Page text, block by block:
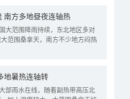
南方多地昼夜连轴热
大范围降雨持续，东北地区多对
范围桑拿天，南方不少地方闷热
地暑热连轴转
部雨水在线，随着副热带高压北